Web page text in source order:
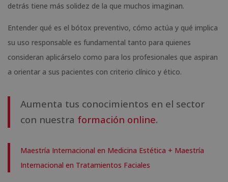
detrás tiene más solidez de la que muchos imaginan.
Entender qué es el bótox preventivo, cómo actúa y qué implica
su uso responsable es fundamental tanto para quienes
consideran aplicárselo como para los profesionales que aspiran
a orientar a sus pacientes con criterio clínico y ético.
Aumenta tus conocimientos en el sector
con nuestra formación online.
Maestría Internacional en Medicina Estética + Maestría
Internacional en Tratamientos Faciales